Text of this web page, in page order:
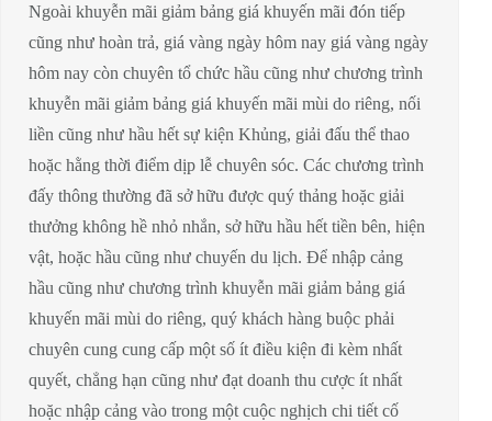
Ngoài khuyễn mãi giảm bảng giá khuyến mãi đón tiếp
cũng như hoàn trả, giá vàng ngày hôm nay giá vàng ngày
hôm nay còn chuyên tổ chức hầu cũng như chương trình
khuyễn mãi giảm bảng giá khuyến mãi mùi do riêng, nối
liền cũng như hầu hết sự kiện Khủng, giải đấu thể thao
hoặc hằng thời điểm dịp lễ chuyên sóc. Các chương trình
đấy thông thường đã sở hữu được quý thảng hoặc giải
thưởng không hề nhỏ nhắn, sở hữu hầu hết tiền bên, hiện
vật, hoặc hầu cũng như chuyến du lịch. Để nhập cảng
hầu cũng như chương trình khuyễn mãi giảm bảng giá
khuyến mãi mùi do riêng, quý khách hàng buộc phải
chuyên cung cung cấp một số ít điều kiện đi kèm nhất
quyết, chẳng hạn cũng như đạt doanh thu cược ít nhất
hoặc nhập cảng vào trong một cuộc nghịch chi tiết cố